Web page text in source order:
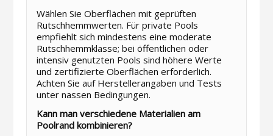
Wählen Sie Oberflächen mit geprüften
Rutschhemmwerten. Für private Pools
empfiehlt sich mindestens eine moderate
Rutschhemmklasse; bei öffentlichen oder
intensiv genutzten Pools sind höhere Werte
und zertifizierte Oberflächen erforderlich.
Achten Sie auf Herstellerangaben und Tests
unter nassen Bedingungen.
Kann man verschiedene Materialien am
Poolrand kombinieren?